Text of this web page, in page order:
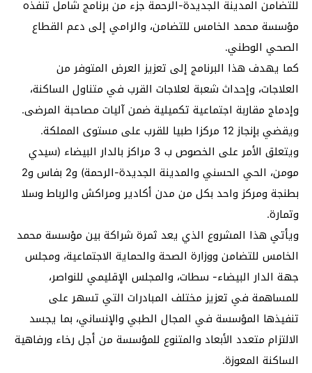
للتضامن المدينة الجديدة-الرحمة جزء من برنامج شامل تنفذه
مؤسسة محمد الخامس للتضامن، والرامي إلى دعم القطاع
الصحي الوطني.
كما يهدف هذا البرنامج إلى تعزيز العرض المتوفر من
العلاجات، وإحداث شعبة لعلاجات القرب في متناول الساكنة،
وإدماج مقاربة اجتماعية تكميلية ضمن آليات مصاحبة المرضى.
ويقضي بإنجاز 12 مركزا طبيا للقرب على مستوى المملكة.
ويتعلق الأمر على الخصوص ب 3 مراكز بالدار البيضاء (سيدي
مومن، الحي الحسني والمدينة الجديدة-الرحمة) و2 بفاس و2
بطنجة ومركز واحد بكل من مدن أكادير ومراكش والرباط وسلا
وتمارة.
ويأتي هذا المشروع الذي يعد ثمرة شراكة بين مؤسسة محمد
الخامس للتضامن ووزارة الصحة والحماية الاجتماعية، ومجلس
جهة الدار البيضاء- سطات، والمجلس الإقليمي للنواصر،
للمساهمة في تعزيز مختلف المبادرات التي تسهر على
تنفيذها المؤسسة في المجال الطبي والإنساني، بما يجسد
الالتزام متعدد الأبعاد والمتنوع للمؤسسة من أجل رخاء ورفاهية
الساكنة المعوزة.